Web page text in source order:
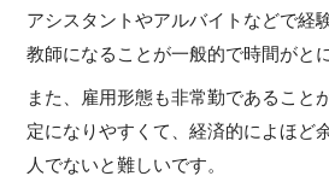
アシスタントやアルバイトなどで経
教師になることが一般的で時間がと
また、雇用形態も非常勤であること
定になりやすくて、経済的によほど
人でないと難しいです。